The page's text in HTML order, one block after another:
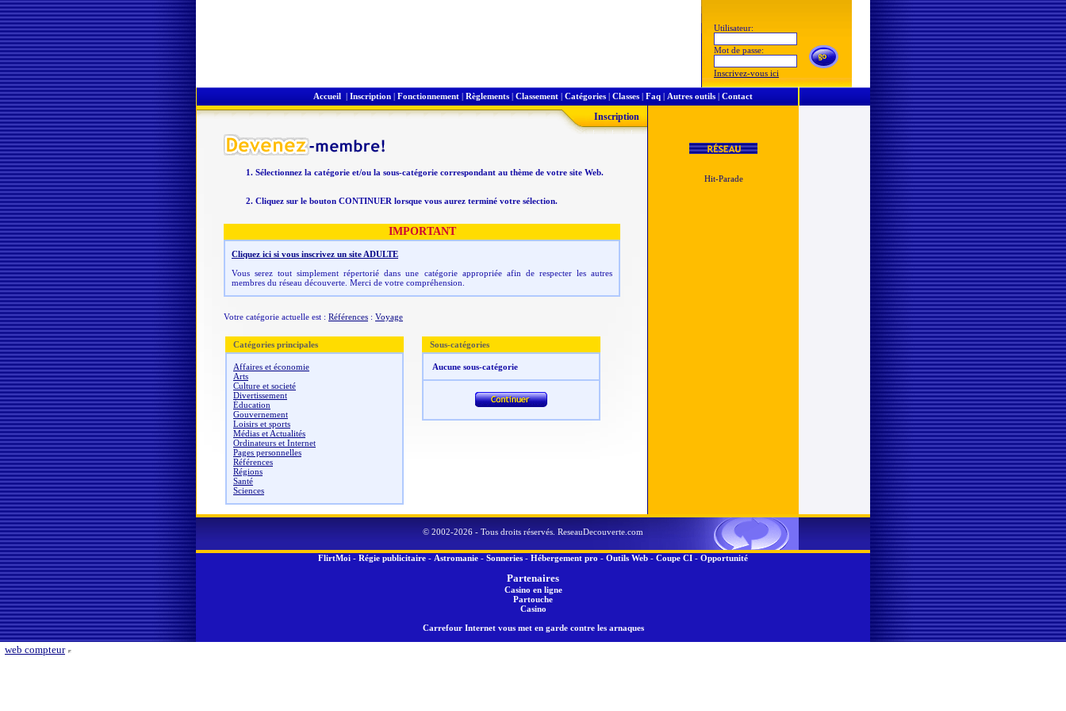
Utilisateur:
Mot de passe:
Inscrivez-vous ici
Accueil | Inscription | Fonctionnement | Règlements | Classement | Catégories | Classes | Faq | Autres outils | Contact
Inscription
Sélectionnez la catégorie et/ou la sous-catégorie correspondant au thème de votre site Web.
Cliquez sur le bouton CONTINUER lorsque vous aurez terminé votre sélection.
IMPORTANT
Cliquez ici si vous inscrivez un site ADULTE
Vous serez tout simplement répertorié dans une catégorie appropriée afin de respecter les autres
membres du réseau découverte. Merci de votre compréhension.
Votre catégorie actuelle est : Références : Voyage
Catégories principales
Affaires et économie
Arts
Culture et societé
Divertissement
Éducation
Gouvernement
Loisirs et sports
Médias et Actualités
Ordinateurs et Internet
Pages personnelles
Références
Régions
Santé
Sciences
Sous-catégories
Aucune sous-catégorie
© 2002-2026 - Tous droits réservés. ReseauDecouverte.com
FlirtMoi - Régie publicitaire - Astromanie - Sonneries - Hébergement pro - Outils Web - Coupe CI - Opportunité
Partenaires
Casino en ligne
Partouche
Casino
Carrefour Internet vous met en garde contre les arnaques
web compteur